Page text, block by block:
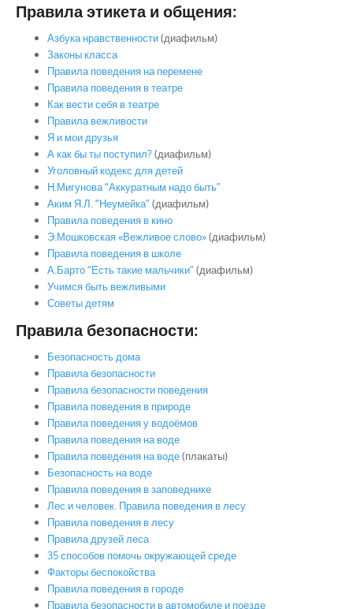
Правила этикета и общения:
Азбука нравственности(диафильм)
Законы класса
Правила поведения на перемене
Правила поведения в театре
Как вести себя в театре
Правила вежливости
Я и мои друзья
А как бы ты поступил?(диафильм)
Уголовный кодекс для детей
Н.Мигунова “Аккуратным надо быть”
Аким Я.Л. “Неумейка”(диафильм)
Правила поведения в кино
Э.Мошковская «Вежливое слово»(диафильм)
Правила поведения в школе
А.Барто “Есть такие мальчики”(диафильм)
Учимся быть вежливыми
Советы детям
Правила безопасности:
Безопасность дома
Правила безопасности
Правила безопасности поведения
Правила поведения в природе
Правила поведения у водоёмов
Правила поведения на воде
Правила поведения на воде(плакаты)
Безопасность на воде
Правила поведения в заповеднике
Лес и человек. Правила поведения в лесу
Правила поведения в лесу
Правила друзей леса
35 способов помочь окружающей среде
Факторы беспокойства
Правила поведения в городе
Правила безопасности в автомобиле и поезде